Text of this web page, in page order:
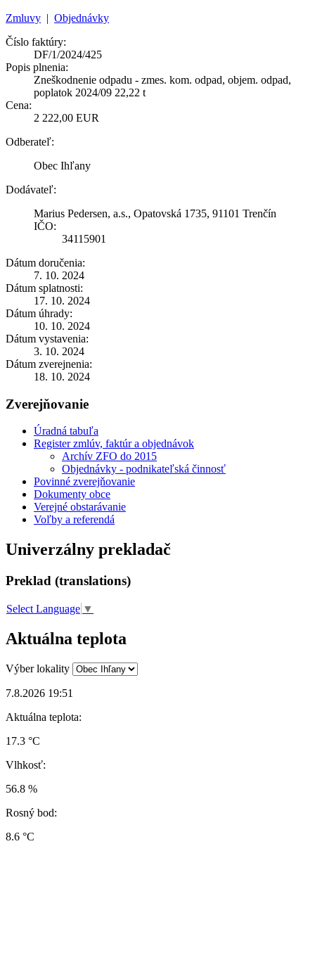
Zmluvy | Objednávky
Číslo faktúry:
DF/1/2024/425
Popis plnenia:
Zneškodnenie odpadu - zmes. kom. odpad, objem. odpad,
poplatok 2024/09 22,22 t
Cena:
2 222,00 EUR
Odberateľ:
Obec Ihľany
Dodávateľ:
Marius Pedersen, a.s., Opatovská 1735, 91101 Trenčín
IČO:
34115901
Dátum doručenia:
7. 10. 2024
Dátum splatnosti:
17. 10. 2024
Dátum úhrady:
10. 10. 2024
Dátum vystavenia:
3. 10. 2024
Dátum zverejnenia:
18. 10. 2024
Zverejňovanie
Úradná tabuľa
Register zmlúv, faktúr a objednávok
Archív ZFO do 2015
Objednávky - podnikateľská činnosť
Povinné zverejňovanie
Dokumenty obce
Verejné obstarávanie
Voľby a referendá
Univerzálny prekladač
Preklad (translations)
Select Language ▼
Aktuálna teplota
Výber lokality
7.8.2026 19:51
Aktuálna teplota:
17.3 °C
Vlhkosť:
56.8 %
Rosný bod:
8.6 °C